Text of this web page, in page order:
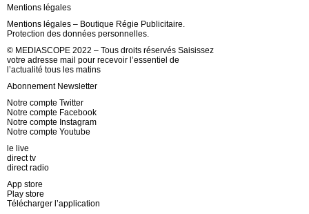
Mentions légales
Mentions légales – Boutique Régie Publicitaire.
Protection des données personnelles.
© MEDIASCOPE 2022 – Tous droits réservés Saisissez
votre adresse mail pour recevoir l’essentiel de
l’actualité tous les matins
Abonnement Newsletter
Notre compte Twitter
Notre compte Facebook
Notre compte Instagram
Notre compte Youtube
le live
direct tv
direct radio
App store
Play store
Télécharger l’application